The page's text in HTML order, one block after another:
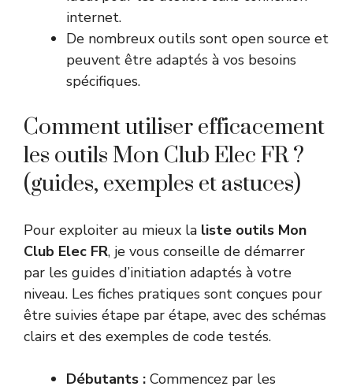
internet.
De nombreux outils sont open source et
peuvent être adaptés à vos besoins
spécifiques.
Comment utiliser efficacement
les outils Mon Club Elec FR ?
(guides, exemples et astuces)
Pour exploiter au mieux la liste outils Mon
Club Elec FR, je vous conseille de démarrer
par les guides d’initiation adaptés à votre
niveau. Les fiches pratiques sont conçues pour
être suivies étape par étape, avec des schémas
clairs et des exemples de code testés.
Débutants : Commencez par les